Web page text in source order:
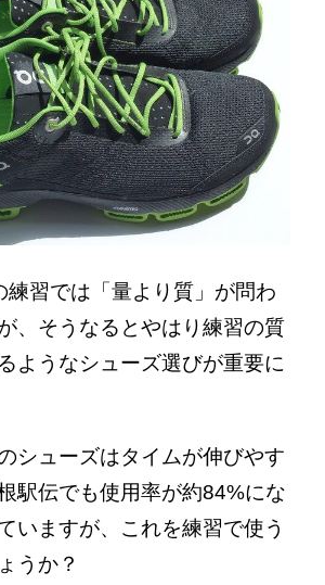
練習では「量より質」が問わ
、そうなるとやはり練習の質
ようなシューズ選びが重要に
シューズはタイムが伸びやす
駅伝でも使用率が約84%にな
いますが、これを練習で使う
うか？